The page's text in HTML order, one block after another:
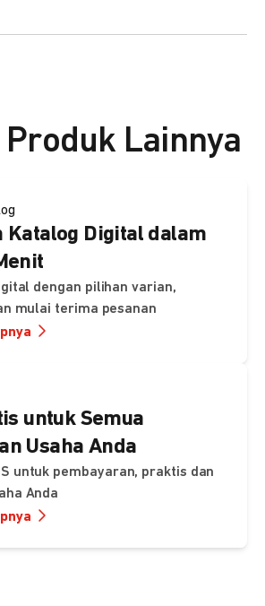
Lainnya
Katalog Digital dalam
dengan pilihan varian,
mulai terima pesanan
untuk Semua
Usaha Anda
untuk pembayaran, praktis dan
Anda